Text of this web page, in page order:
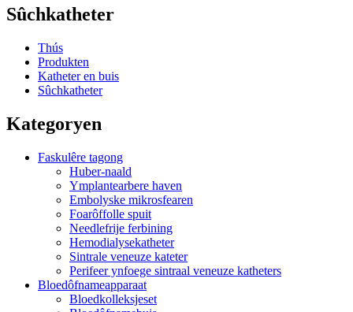
Sûchkatheter
Thús
Produkten
Katheter en buis
Sûchkatheter
Kategoryen
Faskulêre tagong
Huber-naald
Ymplantearbere haven
Embolyske mikrosfearen
Foarôffolle spuit
Needlefrije ferbining
Hemodialysekatheter
Sintrale veneuze kateter
Perifeer ynfoege sintraal veneuze katheters
Bloedôfnameapparaat
Bloedkolleksjeset